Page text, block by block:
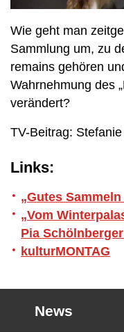
Wie geht man
Sammlung um, zu
remains gehören
Wahrnehmung des
verändert?
TV-Beitrag:
Links:
„Gutes
„Vom
Pia
kulturMONTAG
News